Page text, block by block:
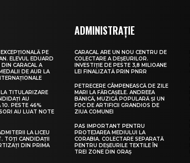
PE
ELEVUL EDUARD
CARACAL A
DE AUR LA
TITULARIZARE
AU
PESTE 46%
AU LUAT NOTE
LA LICEU
TOȚI CANDIDAȚII
DIN PRIMA
ADMINISTRAȚIE
CARACAL ARE UN NOU CENTRU DE
COLECTARE A DEȘEURILOR.
INVESTIȚIE DE PESTE 3,8 MILIOANE
LEI FINALIZATĂ PRIN PNRR
PETRECERE CÂMPENEASCĂ DE ZILE
MARI LA FĂRCAȘELE. ANDREEA
BĂNICĂ, MUZICĂ POPULARĂ ȘI UN
FOC DE ARTIFICII GRANDIOS DE
ZIUA COMUNEI
PAS IMPORTANT PENTRU
PROTEJAREA MEDIULUI LA
CORABIA. COLECTARE SEPARATĂ
PENTRU DEȘEURILE TEXTILE ÎN
TREI ZONE DIN ORAȘ